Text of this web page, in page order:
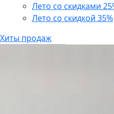
Лето со скидками
Лето со скидкой 35%
Хиты продаж